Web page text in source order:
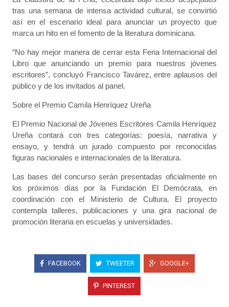
tras una semana de intensa actividad cultural, se convirtió
así en el escenario ideal para anunciar un proyecto que
marca un hito en el fomento de la literatura dominicana.
“No hay mejor manera de cerrar esta Feria Internacional del
Libro que anunciando un premio para nuestros jóvenes
escritores”, concluyó Francisco Tavárez, entre aplausos del
público y de los invitados al panel.
Sobre el Premio Camila Henríquez Ureña
El Premio Nacional de Jóvenes Escritores Camila Henríquez
Ureña contará con tres categorías: poesía, narrativa y
ensayo, y tendrá un jurado compuesto por reconocidas
figuras nacionales e internacionales de la literatura.
Las bases del concurso serán presentadas oficialmente en
los próximos días por la Fundación El Demócrata, en
coordinación con el Ministerio de Cultura. El proyecto
contempla talleres, publicaciones y una gira nacional de
promoción literaria en escuelas y universidades.
FACEBOOK TWEETER GOOGLE+
PINTEREST